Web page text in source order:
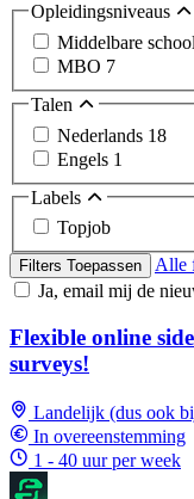
Opleidingsniveaus
Middelbare school
MBO 7
Talen
Nederlands 18
Engels 1
Labels
Topjob
Filters Toepassen
Alle
Ja, email mij de
Flexible online
surveys!
Landelijk (dus ook
In overeenstemming
1 - 40 uur per week